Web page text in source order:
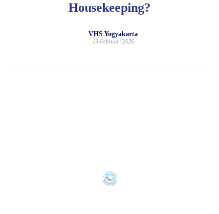
Housekeeping?
VHS Yogyakarta
19 Februari 2026